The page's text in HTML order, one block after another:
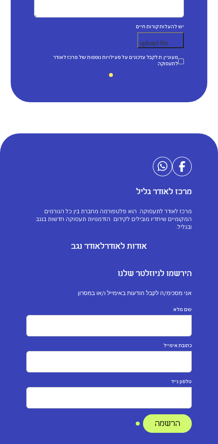
יש להעלות קורות חיים
מעוניין.ת לקבל עדכונים על פעילויות נוספות של מרכז לאודר
לתעסוקה
מרכז לאודר גליל
מרכז לאודר לתעסוקה הוא פלטפורמה מחברת בין כל הגורמים
המקומיים שיחדיו מובילים לקידום הזדמנויות תעסוקה חדשות בנגב
ובגליל.
אודות לאודרלאודר נגב
הירשמו לניוזלטר שלנו
אני מסכימ/ה לקבל הודעות באימייל ו/או במסרון
שם מלא
כתובת אימייל
טלפון נייד